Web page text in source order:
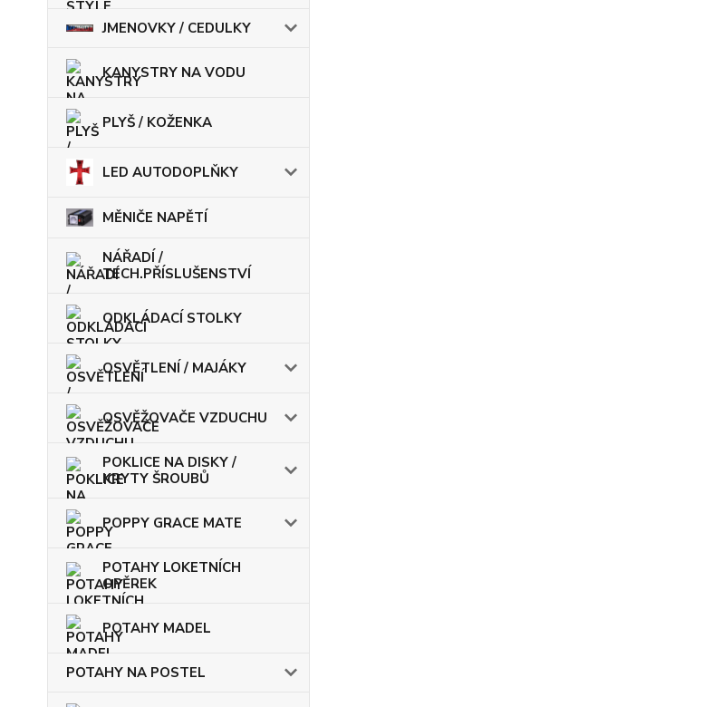
JMENOVKY / CEDULKY
KANYSTRY NA VODU
PLYŠ / KOŽENKA
LED AUTODOPLŇKY
MĚNIČE NAPĚTÍ
NÁŘADÍ /
TECH.PŘÍSLUŠENSTVÍ
ODKLÁDACÍ STOLKY
OSVĚTLENÍ / MAJÁKY
OSVĚŽOVAČE VZDUCHU
POKLICE NA DISKY /
KRYTY ŠROUBŮ
POPPY GRACE MATE
POTAHY LOKETNÍCH
OPĚREK
POTAHY MADEL
POTAHY NA POSTEL